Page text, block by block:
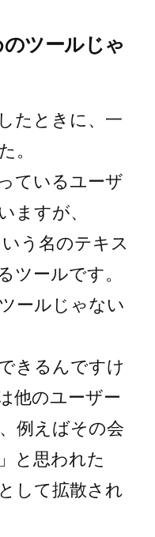
ツールじゃ
たときに、一
。
ているユーザ
ますが、
う名のテキス
ツールです。
ールじゃない
きるんですけ
他のユーザー
例えばその会
と思われた
して拡散され